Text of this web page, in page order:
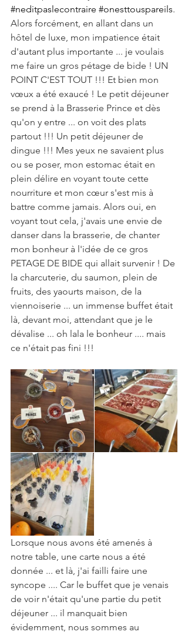
#neditpaslecontraire #onesttouspareils.
Alors forcément, en allant dans un
hôtel de luxe, mon impatience était
d'autant plus importante ... je voulais
me faire un gros pétage de bide ! UN
POINT C'EST TOUT !!! Et bien mon
vœux a été exaucé ! Le petit déjeuner
se prend à la Brasserie Prince et dès
qu'on y entre ... on voit des plats
partout !!! Un petit déjeuner de
dingue !!! Mes yeux ne savaient plus
ou se poser, mon estomac était en
plein délire en voyant toute cette
nourriture et mon cœur s'est mis à
battre comme jamais. Alors oui, en
voyant tout cela, j'avais une envie de
danser dans la brasserie, de chanter
mon bonheur à l'idée de ce gros
PETAGE DE BIDE qui allait survenir ! De
la charcuterie, du saumon, plein de
fruits, des yaourts maison, de la
viennoiserie ... un immense buffet était
là, devant moi, attendant que je le
dévalise ... oh lala le bonheur .... mais
ce n'était pas fini !!!
Lorsque nous avons été amenés à
notre table, une carte nous a été
donnée ... et là, j'ai failli faire une
syncope .... Car le buffet que je venais
de voir n'était qu'une partie du petit
déjeuner ... il manquait bien
évidemment, nous sommes au